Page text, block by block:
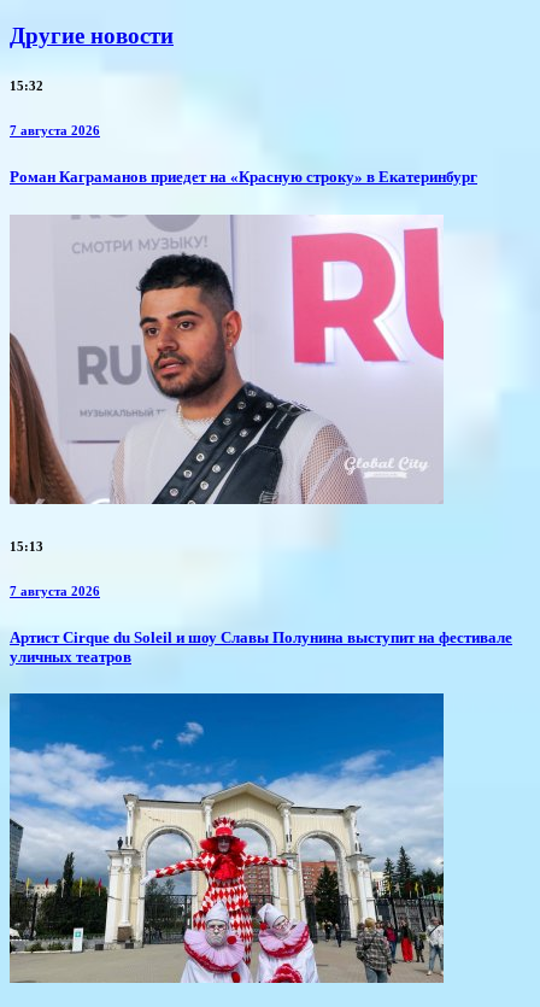
Другие новости
15:32
7 августа 2026
​Роман Каграманов приедет на «Красную строку» в Екатеринбург
15:13
7 августа 2026
Артист Cirque du Soleil и шоу Славы Полунина выступит на фестивале
уличных театров